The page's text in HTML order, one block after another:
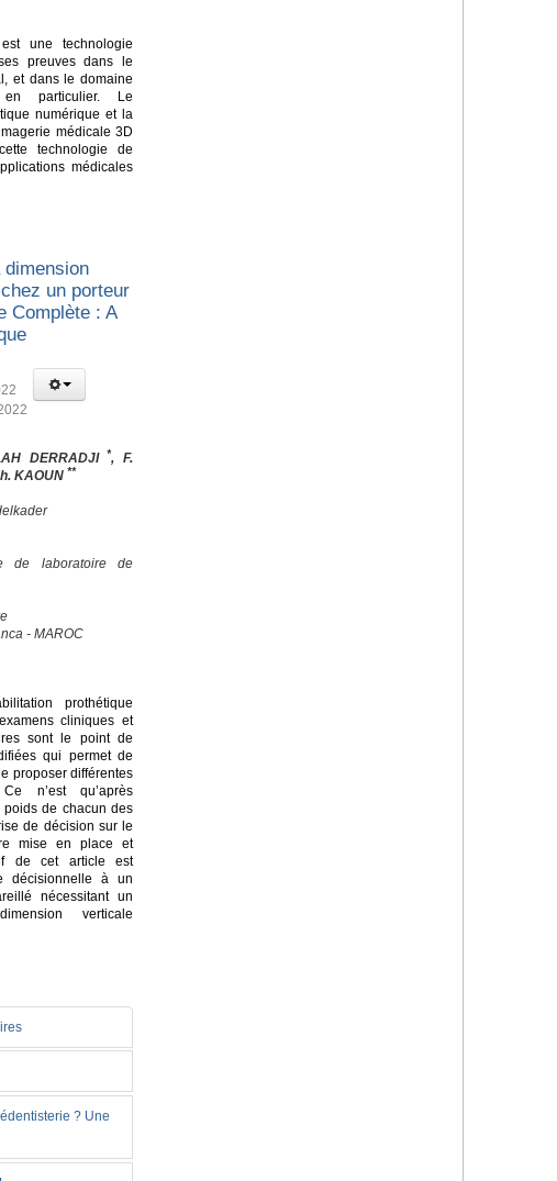
une technologie
preuves dans le
et dans le domaine
en particulier. Le
numérique et la
médicale 3D
technologie de
médicales
dimension
un porteur
Complète : A
DERRADJI *, F.
KAOUN **
de laboratoire de
- MAROC
prothétique
cliniques et
sont le point de
qui permet de
proposer différentes
n’est qu’après
de chacun des
de décision sur le
mise en place et
de cet article est
décisionnelle à un
nécessitant un
verticale
? Une